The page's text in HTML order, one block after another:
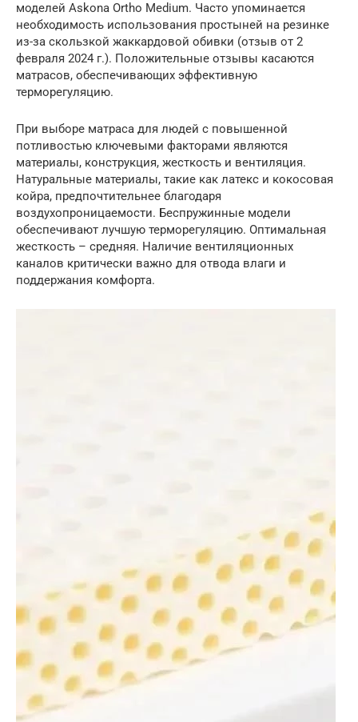
моделей Askona Ortho Medium. Часто упоминается
необходимость использования простыней на резинке
из-за скользкой жаккардовой обивки (отзыв от 2
февраля 2024 г.). Положительные отзывы касаются
матрасов, обеспечивающих эффективную
терморегуляцию.
При выборе матраса для людей с повышенной
потливостью ключевыми факторами являются
материалы, конструкция, жесткость и вентиляция.
Натуральные материалы, такие как латекс и кокосовая
койра, предпочтительнее благодаря
воздухопроницаемости. Беспружинные модели
обеспечивают лучшую терморегуляцию. Оптимальная
жесткость – средняя. Наличие вентиляционных
каналов критически важно для отвода влаги и
поддержания комфорта.